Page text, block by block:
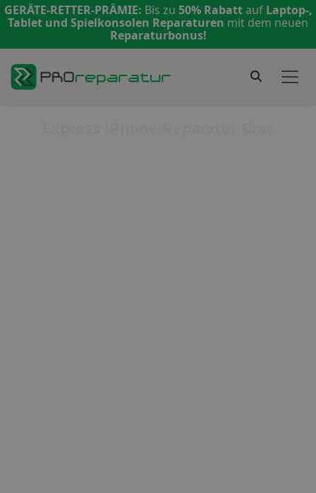
GERÄTE-RETTER-PRÄMIE: Bis zu 50% Rabattauf Laptop-,
Tablet und Spielkonsolen Reparaturen mit dem neuen
Reparaturbonus!